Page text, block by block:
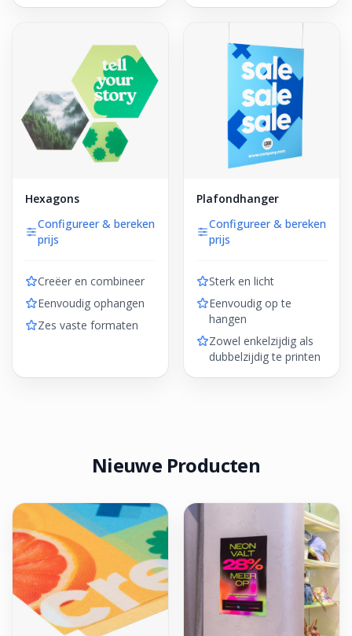
Hexagons
Configureer & bereken
prijs
Creëer en combineer
Eenvoudig ophangen
Zes vaste formaten
Plafondhanger
Configureer & bereken
prijs
Sterk en licht
Eenvoudig op te
hangen
Zowel enkelzijdig als
dubbelzijdig te printen
Nieuwe Producten